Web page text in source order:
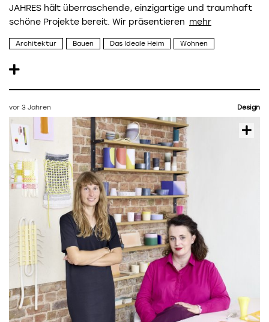
JAHRES hält überraschende, einzigartige und traumhaft
schöne Projekte bereit. Wir präsentieren
Architektur Bauen Das Ideale Heim Wohnen
vor 3 Jahren Design